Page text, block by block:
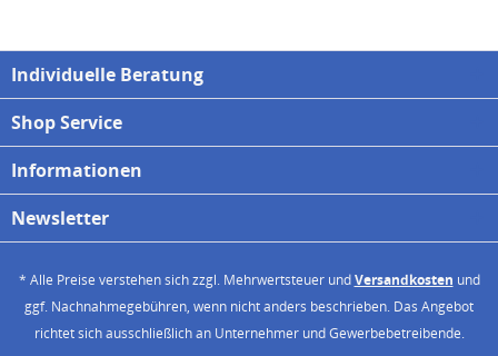
Individuelle Beratung
Shop Service
Informationen
Newsletter
* Alle Preise verstehen sich zzgl. Mehrwertsteuer undVersandkosten und
ggf. Nachnahmegebühren, wenn nicht anders beschrieben. Das Angebot
richtet sich ausschließlich an Unternehmer und Gewerbebetreibende.